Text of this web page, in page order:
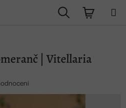
Hledat
| Vitellaria